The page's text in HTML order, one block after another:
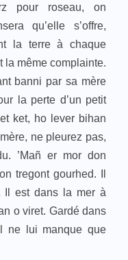
pour roseau, on
qu’elle s’offre,
la terre à chaque
la même complainte.
banni par sa mère
la perte d’un petit
ket, ho lever bihan
ne pleurez pas,
’Mañ er mor don
tregont gourhed. Il
Il est dans la mer à
o viret. Gardé dans
ne lui manque que